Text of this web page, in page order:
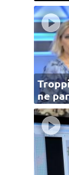
ne